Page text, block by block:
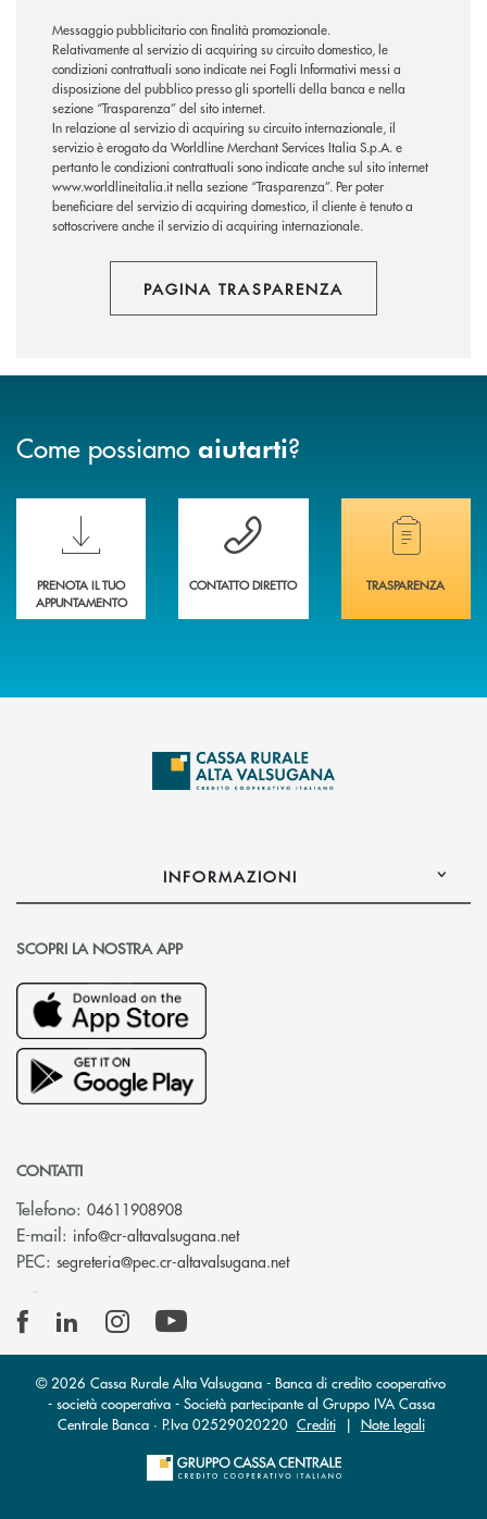
Messaggio pubblicitario con finalità promozionale.
Relativamente al servizio di acquiring su circuito domestico, le
condizioni contrattuali sono indicate nei Fogli Informativi messi a
disposizione del pubblico presso gli sportelli della banca e nella
sezione “Trasparenza” del sito internet.
In relazione al servizio di acquiring su circuito internazionale, il
servizio è erogato da Worldline Merchant Services Italia S.p.A. e
pertanto le condizioni contrattuali sono indicate anche sul sito internet
www.worldlineitalia.it nella sezione “Trasparenza”. Per poter
beneficiare del servizio di acquiring domestico, il cliente è tenuto a
sottoscrivere anche il servizio di acquiring internazionale.
PAGINA TRASPARENZA
Come possiamo aiutarti?
Scopri le funzionalità della nuova PRENOTA BANCA
PRENOTA IL TUO
APPUNTAMENTO
Hai bisogno di assistenza immediata?
CONTATTO DIRETTO
Hai bisogno di
TRASPARENZA
INFORMAZIONI
SCOPRI LA NOSTRA APP
CONTATTI
Telefono: 04611908908
E-mail: info@cr-altavalsugana.net(si apre l’app di posta
PEC: segreteria@pec.cr-altavalsugana.net(si apre l’app di posta
© 2026 Cassa Rurale Alta Valsugana - Banca di credito cooperativo
- società cooperativa - Società partecipante al Gruppo IVA Cassa
Centrale Banca · P.Iva 02529020220 Crediti| Note legali